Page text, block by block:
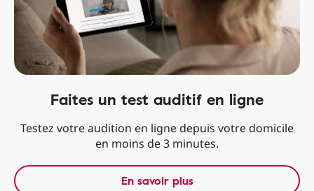
Faites un test auditif en ligne
Testez votre audition en ligne depuis votre domicile
en moins de 3 minutes.
En savoir plus